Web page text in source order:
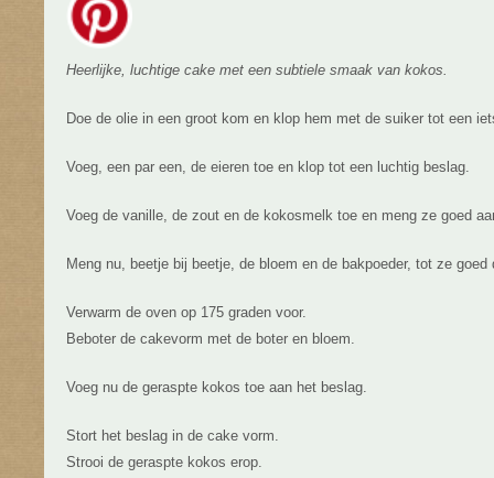
Heerlijke, luchtige cake met een subtiele smaak van kokos.
Doe de olie in een groot kom en klop hem met de suiker tot een
Voeg, een par een, de eieren toe en klop tot een luchtig beslag.
Voeg de vanille, de zout en de kokosmelk toe en meng ze goed
Meng nu, beetje bij beetje, de bloem en de bakpoeder, tot ze
Verwarm de oven op 175 graden voor.
Beboter de cakevorm met de boter en bloem.
Voeg nu de geraspte kokos toe aan het beslag.
Stort het beslag in de cake vorm.
Strooi de geraspte kokos erop.